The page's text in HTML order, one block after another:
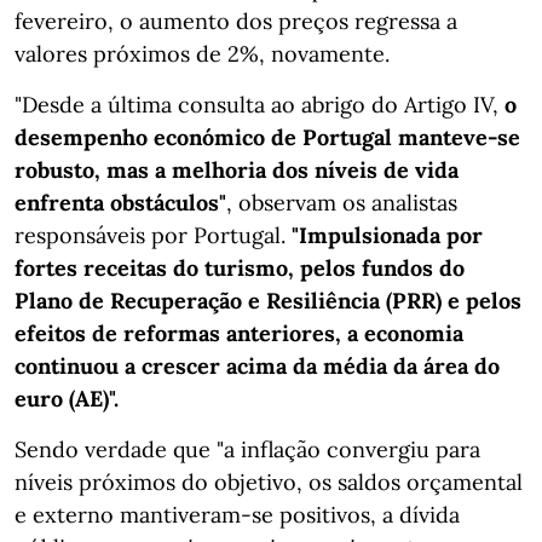
fevereiro, o aumento dos preços regressa a
valores próximos de 2%, novamente.
"Desde a última consulta ao abrigo do Artigo IV, o
desempenho económico de Portugal manteve-se
robusto, mas a melhoria dos níveis de vida
enfrenta obstáculos", observam os analistas
responsáveis por Portugal. "Impulsionada por
fortes receitas do turismo, pelos fundos do
Plano de Recuperação e Resiliência (PRR) e pelos
efeitos de reformas anteriores, a economia
continuou a crescer acima da média da área do
euro (AE)".
Sendo verdade que "a inflação convergiu para
níveis próximos do objetivo, os saldos orçamental
e externo mantiveram-se positivos, a dívida